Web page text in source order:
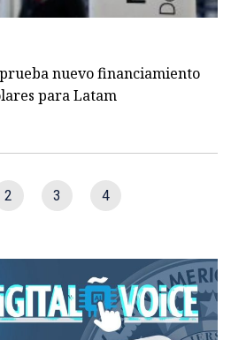
nuevo financiamiento
para Latam
2 3 4